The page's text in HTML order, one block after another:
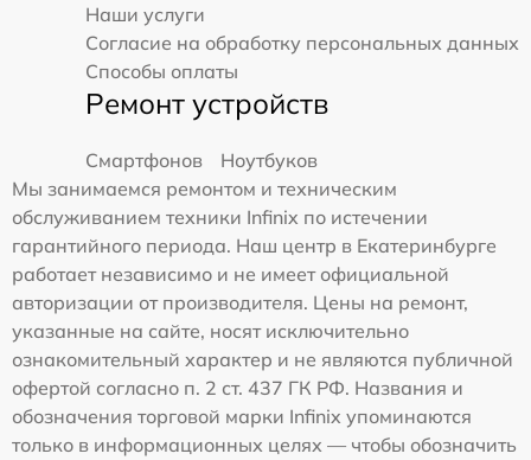
Наши услуги
Согласие на обработку персональных данных
Способы оплаты
Ремонт устройств
Смартфонов
Ноутбуков
Мы занимаемся ремонтом и техническим
обслуживанием техники Infinix по истечении
гарантийного периода. Наш центр в Екатеринбурге
работает независимо и не имеет официальной
авторизации от производителя. Цены на ремонт,
указанные на сайте, носят исключительно
ознакомительный характер и не являются публичной
офертой согласно п. 2 ст. 437 ГК РФ. Названия и
обозначения торговой марки Infinix упоминаются
только в информационных целях — чтобы обозначить